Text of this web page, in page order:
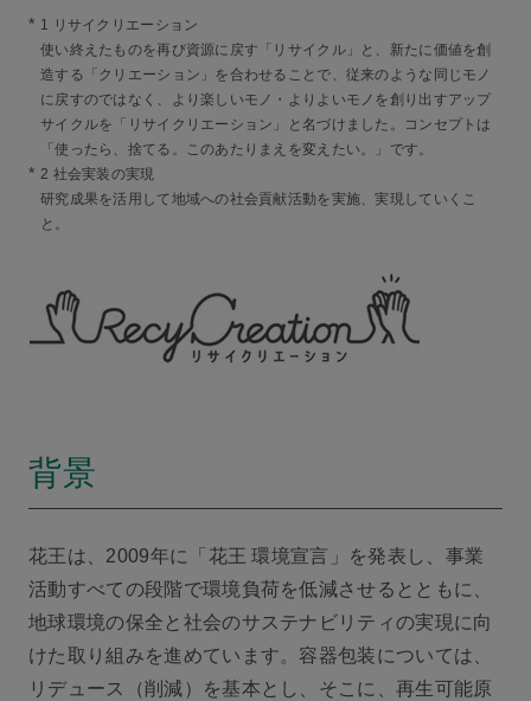
* 1 リサイクリエーション
使い終えたものを再び資源に戻す「リサイクル」と、新たに価値を創
造する「クリエーション」を合わせることで、従来のような同じモノ
に戻すのではなく、より楽しいモノ・よりよいモノを創り出すアップ
サイクルを「リサイクリエーション」と名づけました。コンセプトは
「使ったら、捨てる。このあたりまえを変えたい。」です。
* 2 社会実装の実現
研究成果を活用して地域への社会貢献活動を実施、実現していくこ
と。
背景
花王は、2009年に「花王 環境宣言」を発表し、事業
活動すべての段階で環境負荷を低減させるとともに、
地球環境の保全と社会のサステナビリティの実現に向
けた取り組みを進めています。容器包装については、
リデュース（削減）を基本とし、そこに、再生可能原